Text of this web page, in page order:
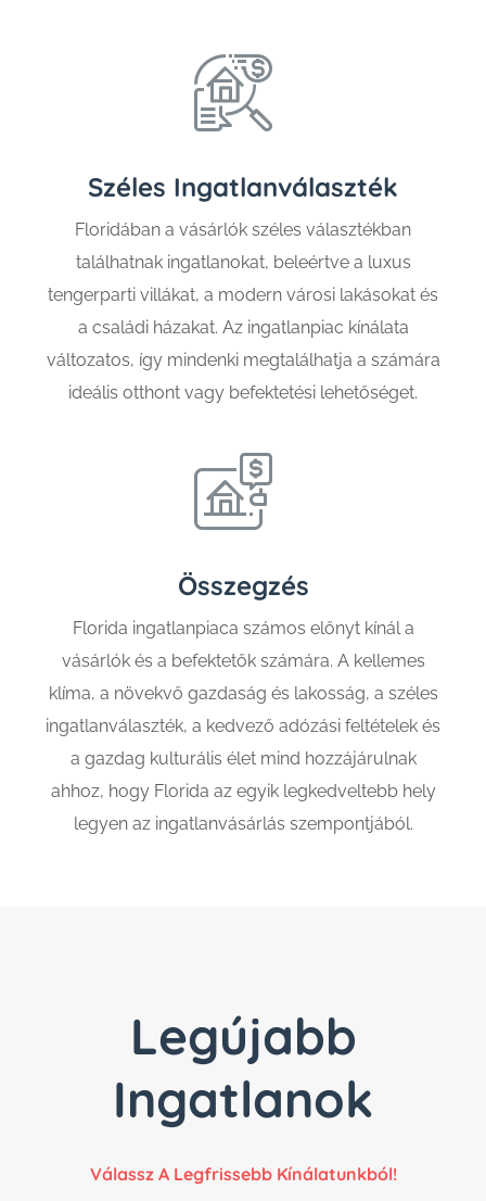
Széles Ingatlanválaszték
Floridában a vásárlók széles választékban
találhatnak ingatlanokat, beleértve a luxus
tengerparti villákat, a modern városi lakásokat és
a családi házakat. Az ingatlanpiac kínálata
változatos, így mindenki megtalálhatja a számára
ideális otthont vagy befektetési lehetőséget.
Összegzés
Florida ingatlanpiaca számos előnyt kínál a
vásárlók és a befektetők számára. A kellemes
klíma, a növekvő gazdaság és lakosság, a széles
ingatlanválaszték, a kedvező adózási feltételek és
a gazdag kulturális élet mind hozzájárulnak
ahhoz, hogy Florida az egyik legkedveltebb hely
legyen az ingatlanvásárlás szempontjából.
Legújabb
Ingatlanok
Válassz A Legfrissebb Kínálatunkból!